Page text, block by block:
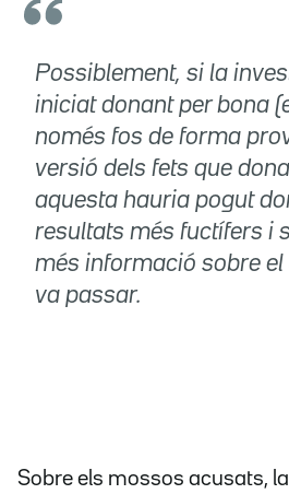
Possiblement, si la
iniciat donant per bona
només fos de forma
versió dels fets que
aquesta hauria pogut
resultats més fuctífers i
més informació sobre el
va passar.
Sobre els mossos acusats,